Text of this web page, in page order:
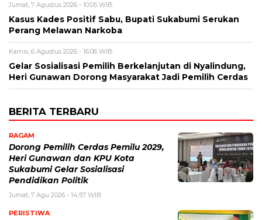
Jumat, 7 Agustus 2026 - 10:05 WIB
Kasus Kades Positif Sabu, Bupati Sukabumi Serukan
Perang Melawan Narkoba
Kamis, 6 Agustus 2026 - 16:06 WIB
Gelar Sosialisasi Pemilih Berkelanjutan di Nyalindung,
Heri Gunawan Dorong Masyarakat Jadi Pemilih Cerdas
BERITA TERBARU
RAGAM
Dorong Pemilih Cerdas Pemilu 2029,
Heri Gunawan dan KPU Kota
Sukabumi Gelar Sosialisasi
Pendidikan Politik
Jumat, 7 Agu 2026 - 14:57 WIB
PERISTIWA